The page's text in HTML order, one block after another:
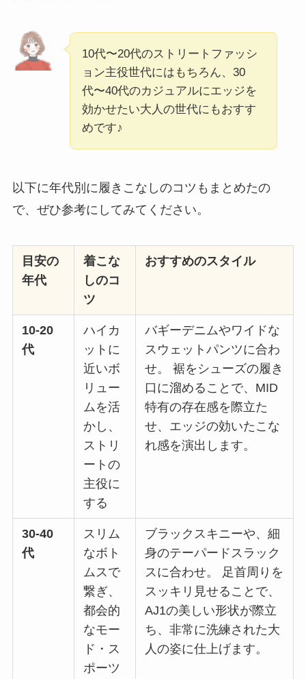
10代〜20代のストリートファッシ
ョン主役世代にはもちろん、30
代〜40代のカジュアルにエッジを
効かせたい大人の世代にもおすす
めです♪
以下に年代別に履きこなしのコツもまとめたの
で、ぜひ参考にしてみてください。
目安の
年代
着こな
しのコ
ツ
おすすめのスタイル
10-20
代
ハイカ
ットに
近いボ
リュー
ムを活
かし、
ストリ
ートの
主役に
する
バギーデニムやワイドな
スウェットパンツに合わ
せ。 裾をシューズの履き
口に溜めることで、MID
特有の存在感を際立た
せ、エッジの効いたこな
れ感を演出します。
30-40
代
スリム
なボト
ムスで
繋ぎ、
都会的
なモー
ド・ス
ポーツ
ブラックスキニーや、細
身のテーパードスラック
スに合わせ。 足首周りを
スッキリ見せることで、
AJ1の美しい形状が際立
ち、非常に洗練された大
人の姿に仕上げます。